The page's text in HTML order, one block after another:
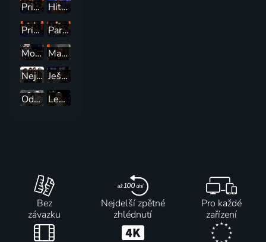
Prima Partička
Hitparáda televizní zábavy
Prima Pauza: Partička
Partička
Možná přijde i kouzelník
Manéž Bolka Polívky
Nejzábavnější domácí videa
Ještě jednou Galashow 60
Odkud já vás znám
Legendární historky
Bez
závazku
Nejdelší zpětné
zhlédnutí
Pro každé
zařízení